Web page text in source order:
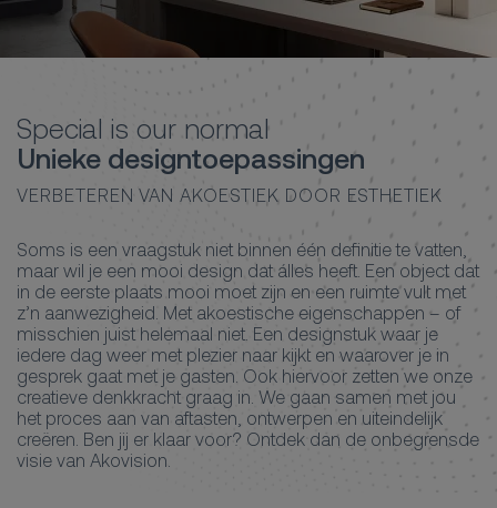
Special is our normal
Unieke designtoepassingen
VERBETEREN VAN AKOESTIEK DOOR ESTHETIEK
Soms is een vraagstuk niet binnen één definitie te vatten,
maar wil je een mooi design dat álles heeft. Een object dat
in de eerste plaats mooi moet zijn en een ruimte vult met
z’n aanwezigheid. Met akoestische eigenschappen – of
misschien juist helemaal niet. Een designstuk waar je
iedere dag weer met plezier naar kijkt en waarover je in
gesprek gaat met je gasten. Ook hiervoor zetten we onze
creatieve denkkracht graag in. We gaan samen met jou
het proces aan van aftasten, ontwerpen en uiteindelijk
creëren. Ben jij er klaar voor? Ontdek dan de onbegrensde
visie van Akovision.